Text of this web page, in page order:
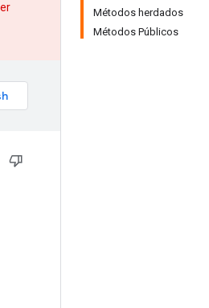
Métodos herdados
Métodos Públicos